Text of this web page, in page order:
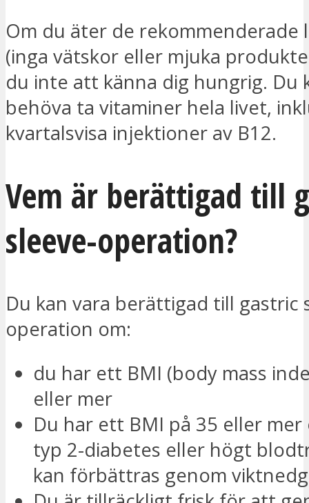
Om du äter de rekommenderade
(inga vätskor eller mjuka
du inte att känna dig hungrig. Du
behöva ta vitaminer hela livet,
kvartalsvisa injektioner av B12.
Vem är berättigad till
sleeve-operation?
Du kan vara berättigad till gastric
operation om:
du har ett BMI (body mass
eller mer
Du har ett BMI på 35 eller mer
typ 2-diabetes eller högt
kan förbättras genom